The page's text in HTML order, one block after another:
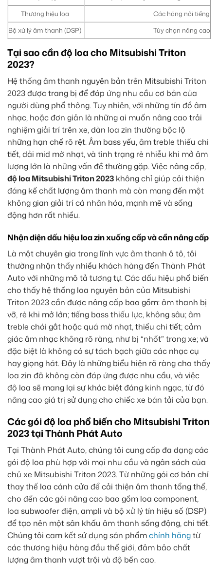
Thương hiệu loa
Các hãng nổi tiếng
Bộ xử lý âm thanh (DSP)
Tùy chọn nâng cao
Tại sao cần độ loa cho Mitsubishi Triton
2023?
Hệ thống âm thanh nguyên bản trên Mitsubishi Triton
2023 được trang bị để đáp ứng nhu cầu cơ bản của
người dùng phổ thông. Tuy nhiên, với những tín đồ âm
nhạc, hoặc đơn giản là những ai muốn nâng cao trải
nghiệm giải trí trên xe, dàn loa zin thường bộc lộ
những hạn chế rõ rệt. Âm bass yếu, âm treble thiếu chi
tiết, dải mid mờ nhạt, và tình trạng rè nhiễu khi mở âm
lượng lớn là những vấn đề thường gặp. Việc nâng cấp,
độ loa Mitsubishi Triton 2023 không chỉ giúp cải thiện
đáng kể chất lượng âm thanh mà còn mang đến một
không gian giải trí cá nhân hóa, mạnh mẽ và sống
động hơn rất nhiều.
Nhận diện dấu hiệu loa zin xuống cấp và cần nâng cấp
Là một chuyên gia trong lĩnh vực âm thanh ô tô, tôi
thường nhận thấy nhiều khách hàng đến Thành Phát
Auto với những mô tả tương tự. Các dấu hiệu phổ biến
cho thấy hệ thống loa nguyên bản của Mitsubishi
Triton 2023 cần được nâng cấp bao gồm: âm thanh bị
vỡ, rè khi mở lớn; tiếng bass thiếu lực, không sâu; âm
treble chói gắt hoặc quá mờ nhạt, thiếu chi tiết; cảm
giác âm nhạc không rõ ràng, như bị “nhốt” trong xe; và
đặc biệt là không có sự tách bạch giữa các nhạc cụ
hay giọng hát. Đây là những biểu hiện rõ ràng cho thấy
loa zin đã không còn đáp ứng được nhu cầu, và việc
độ loa sẽ mang lại sự khác biệt đáng kinh ngạc, từ đó
nâng cao giá trị sử dụng cho chiếc xe bán tải của bạn.
Các gói độ loa phổ biến cho Mitsubishi Triton
2023 tại Thành Phát Auto
Tại Thành Phát Auto, chúng tôi cung cấp đa dạng các
gói độ loa phù hợp với mọi nhu cầu và ngân sách của
chủ xe Mitsubishi Triton 2023. Từ những gói cơ bản chỉ
thay thế loa cánh cửa để cải thiện âm thanh tổng thể,
cho đến các gói nâng cao bao gồm loa component,
loa subwoofer điện, ampli và bộ xử lý tín hiệu số (DSP)
để tạo nên một sân khấu âm thanh sống động, chi tiết.
Chúng tôi cam kết sử dụng sản phẩmchính hãngtừ
các thương hiệu hàng đầu thế giới, đảm bảo chất
lượng âm thanh vượt trội và độ bền cao.